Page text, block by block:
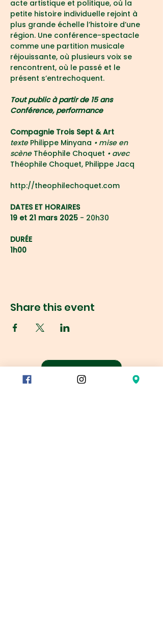
acte artistique et politique, où la
petite histoire individuelle rejoint à
plus grande échelle l’histoire d’une
région. Une conférence-spectacle
comme une partition musicale
réjouissante, où plusieurs voix se
rencontrent, où le passé et le
présent s’entrechoquent.
Tout public à partir de 15 ans
Conférence, performance
Compagnie Trois Sept & Art
texte Philippe Minyana • mise en
scène Théophile Choquet • avec
Théophile Choquet, Philippe Jacq
http://theophilechoquet.com
DATES ET HORAIRES
19 et 21 mars 2025 - 20h30
DURÉE
1h00
Share this event